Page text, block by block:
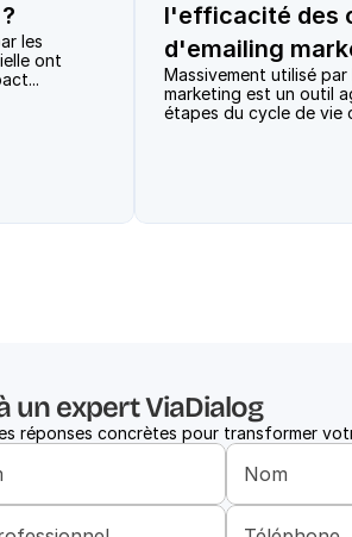
les
ont
l'efficacité des
d'emailing
Massivement utilisé par
marketing est un outil
un expert ViaDialog
réponses concrètes pour transformer